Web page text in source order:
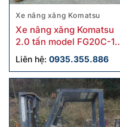
Xe nâng xăng Komatsu
Xe nâng xăng Komatsu
2.0 tấn model FG20C-17
cũ sx 2019
Liên hệ: 0935.355.886